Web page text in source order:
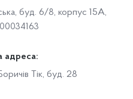
буд. 6/8, корпус 15А,
адреса:
Тік, буд. 28